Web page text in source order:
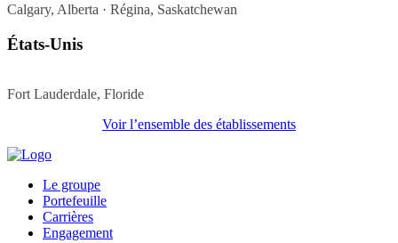
Calgary, Alberta · Régina, Saskatchewan
États-Unis
Fort Lauderdale, Floride
Voir l’ensemble des établissements
Le groupe
Portefeuille
Carrières
Engagement